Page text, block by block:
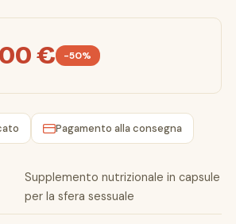
€ -50%
Pagamento alla consegna
Supplemento nutrizionale in capsule
per la sfera sessuale